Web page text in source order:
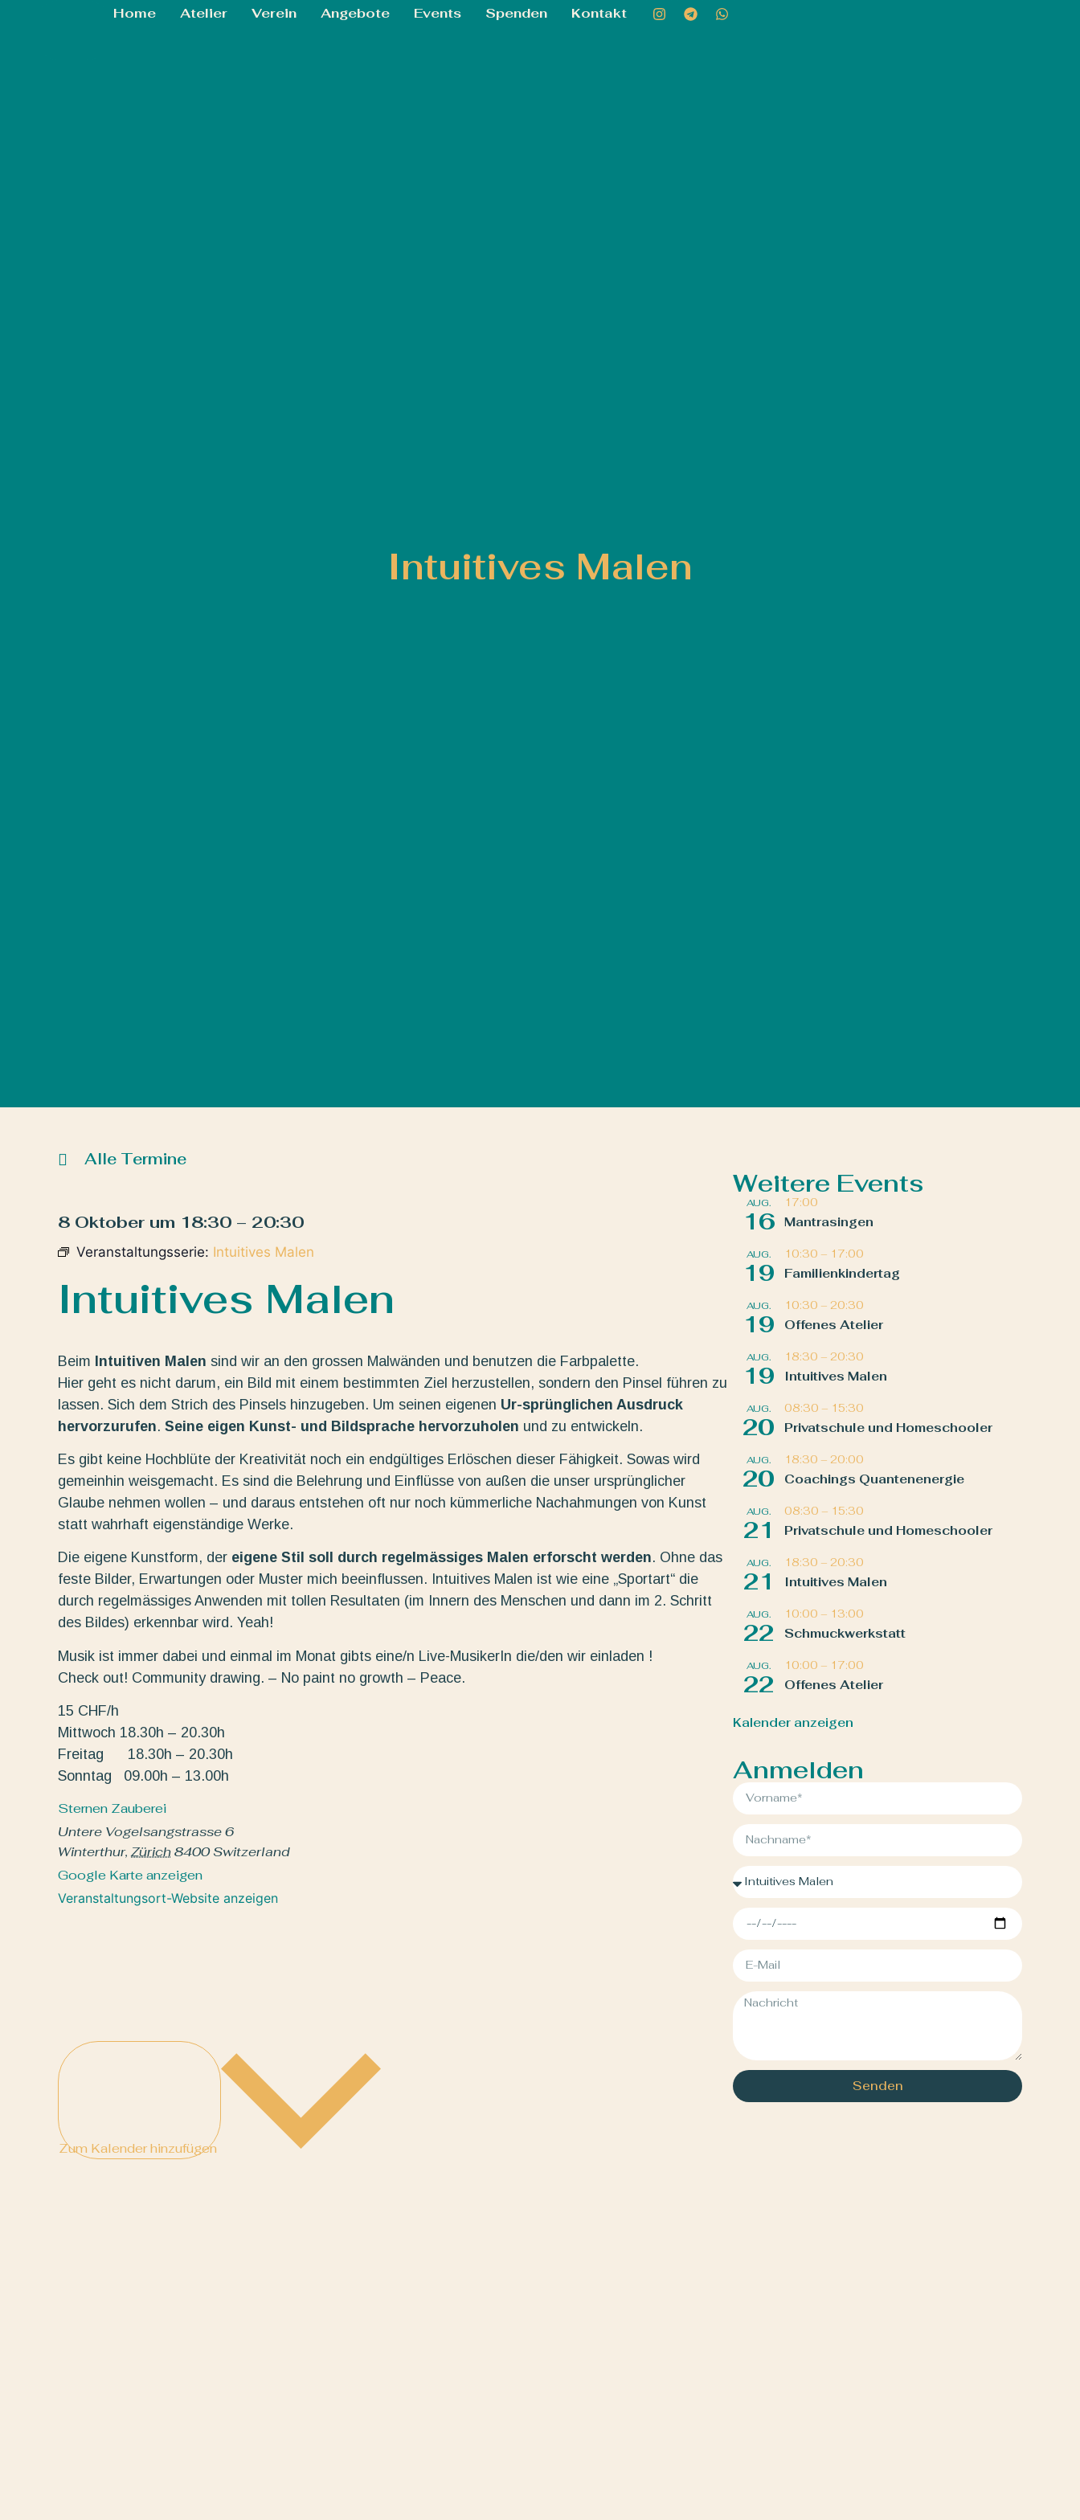
Home Atelier Verein Angebote Events Spenden Kontakt
Intuitives Malen
Alle Termine
8 Oktober um 18:30 – 20:30
Veranstaltungsserie: Intuitives Malen
Intuitives Malen
Beim Intuitiven Malen sind wir an den grossen Malwänden und benutzen die Farbpalette.
Hier geht es nicht darum, ein Bild mit einem bestimmten Ziel herzustellen, sondern den Pinsel führen zu
lassen. Sich dem Strich des Pinsels hinzugeben. Um seinen eigenen Ur-sprünglichen Ausdruck
hervorzurufen. Seine eigen Kunst- und Bildsprache hervorzuholen und zu entwickeln.
Es gibt keine Hochblüte der Kreativität noch ein endgültiges Erlöschen dieser Fähigkeit. Sowas wird
gemeinhin weisgemacht. Es sind die Belehrung und Einflüsse von außen die unser ursprünglicher
Glaube nehmen wollen – und daraus entstehen oft nur noch kümmerliche Nachahmungen von Kunst
statt wahrhaft eigenständige Werke.
Die eigene Kunstform, der eigene Stil soll durch regelmässiges Malen erforscht werden. Ohne das
feste Bilder, Erwartungen oder Muster mich beeinflussen. Intuitives Malen ist wie eine „Sportart“ die
durch regelmässiges Anwenden mit tollen Resultaten (im Innern des Menschen und dann im 2. Schritt
des Bildes) erkennbar wird. Yeah!
Musik ist immer dabei und einmal im Monat gibts eine/n Live-MusikerIn die/den wir einladen !
Check out! Community drawing. – No paint no growth – Peace.
15 CHF/h
Mittwoch 18.30h – 20.30h
Freitag 18.30h – 20.30h
Sonntag 09.00h – 13.00h
Sternen Zauberei
Untere Vogelsangstrasse 6
Winterthur, Zürich8400 Switzerland
Google Karte anzeigen
Veranstaltungsort-Website anzeigen
Zum Kalender hinzufügen
Weitere Events
AUG.
16
17:00
Mantrasingen
AUG.
19
10:30 – 17:00
Familienkindertag
AUG.
19
10:30 – 20:30
Offenes Atelier
AUG.
19
18:30 – 20:30
Intuitives Malen
AUG.
20
08:30 – 15:30
Privatschule und Homeschooler
AUG.
20
18:30 – 20:00
Coachings Quantenenergie
AUG.
21
08:30 – 15:30
Privatschule und Homeschooler
AUG.
21
18:30 – 20:30
Intuitives Malen
AUG.
22
10:00 – 13:00
Schmuckwerkstatt
AUG.
22
10:00 – 17:00
Offenes Atelier
Kalender anzeigen
Anmelden
Senden